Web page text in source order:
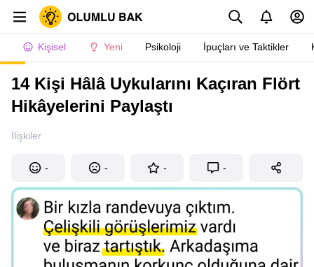
Kişisel Yeni Psikoloji İpuçları ve Taktikler
14 Kişi Hâlâ Uykularını Kaçıran Flört
Hikâyelerini Paylaştı
İlişkiler
- - - -